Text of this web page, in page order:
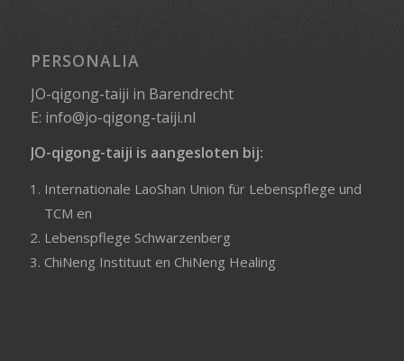
PERSONALIA
JO-qigong-taiji in Barendrecht
E: info@jo-qigong-taiji.nl
JO-qigong-taiji is aangesloten bij:
Internationale LaoShan Union für Lebenspflege und
TCM en
Lebenspflege Schwarzenberg
ChiNeng Instituuten ChiNeng Healing